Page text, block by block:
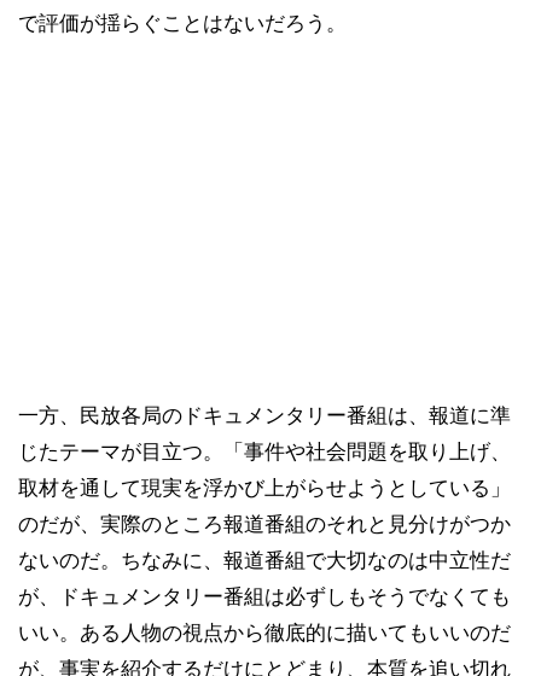
で評価が揺らぐことはないだろう。
一方、民放各局のドキュメンタリー番組は、報道に準
じたテーマが目立つ。「事件や社会問題を取り上げ、
取材を通して現実を浮かび上がらせようとしている」
のだが、実際のところ報道番組のそれと見分けがつか
ないのだ。ちなみに、報道番組で大切なのは中立性だ
が、ドキュメンタリー番組は必ずしもそうでなくても
いい。ある人物の視点から徹底的に描いてもいいのだ
が、事実を紹介するだけにとどまり、本質を追い切れ